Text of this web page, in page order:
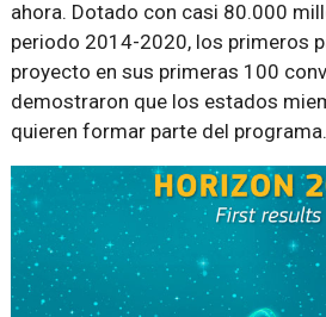
ahora. Dotado con casi 80.000
periodo 2014-2020, los primeros
proyecto en sus primeras 100
demostraron que los estados
quieren formar parte del programa.